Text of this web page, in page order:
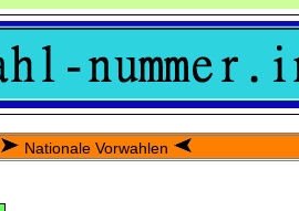
Nationale Vorwahlen